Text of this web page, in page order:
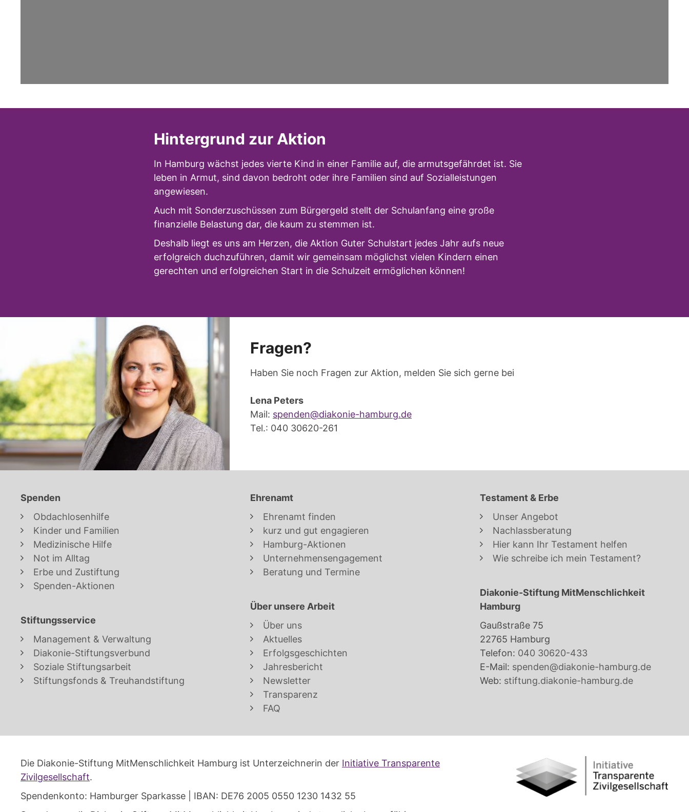
Hintergrund zur Aktion
In Hamburg wächst jedes vierte Kind in einer Familie auf, die armutsgefährdet ist. Sie
leben in Armut, sind davon bedroht oder ihre Familien sind auf Sozialleistungen
angewiesen.
Auch mit Sonderzuschüssen zum Bürgergeld stellt der Schulanfang eine große
finanzielle Belastung dar, die kaum zu stemmen ist.
Deshalb liegt es uns am Herzen, die Aktion Guter Schulstart jedes Jahr aufs neue
erfolgreich duchzuführen, damit wir gemeinsam möglichst vielen Kindern einen
gerechten und erfolgreichen Start in die Schulzeit ermöglichen können!
Fragen?
Haben Sie noch Fragen zur Aktion, melden Sie sich gerne bei
Lena Peters
Mail: spenden@diakonie-hamburg.de
Tel.: 040 30620-261
Spenden
Obdachlosenhilfe
Kinder und Familien
Medizinische Hilfe
Not im Alltag
Erbe und Zustiftung
Spenden-Aktionen
Stiftungsservice
Management & Verwaltung
Diakonie-Stiftungsverbund
Soziale Stiftungsarbeit
Stiftungsfonds & Treuhandstiftung
Ehrenamt
Ehrenamt finden
kurz und gut engagieren
Hamburg-Aktionen
Unternehmensengagement
Beratung und Termine
Über unsere Arbeit
Über uns
Aktuelles
Erfolgsgeschichten
Jahresbericht
Newsletter
Transparenz
FAQ
Testament & Erbe
Unser Angebot
Nachlassberatung
Hier kann Ihr Testament helfen
Wie schreibe ich mein Testament?
Diakonie-Stiftung MitMenschlichkeit
Hamburg
Gaußstraße 75
22765 Hamburg
Telefon: 040 30620-433
E-Mail: spenden@diakonie-hamburg.de
Web: stiftung.diakonie-hamburg.de
Die Diakonie-Stiftung MitMenschlichkeit Hamburg ist Unterzeichnerin der Initiative Transparente
Zivilgesellschaft.
Spendenkonto: Hamburger Sparkasse | IBAN: DE76 2005 0550 1230 1432 55